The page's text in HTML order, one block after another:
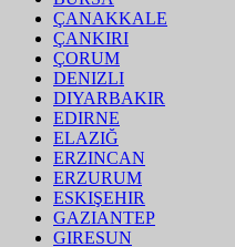
ÇANAKKALE
ÇANKIRI
ÇORUM
DENIZLI
DIYARBAKIR
EDIRNE
ELAZIĞ
ERZINCAN
ERZURUM
ESKIŞEHIR
GAZIANTEP
GIRESUN